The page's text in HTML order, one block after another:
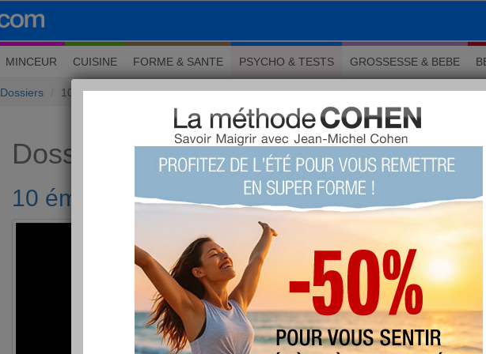
MINCEUR CUISINE FORME & SANTE PSYCHO & TESTS GROSSESSE & BEBE
Dossiers 10 émotions à traiter avec l’EFT
Dossiers Psychologie
10 émotions à traiter avec l’EFT
LU 26373 fois COMMENTÉ 5 fois
TAGS:
technique
techniques de Libération
Émotionnelle
, Jean-Michel Gurret
methode eft
AUTEUR : Adrien Lemay
mardi 24 avril 2018